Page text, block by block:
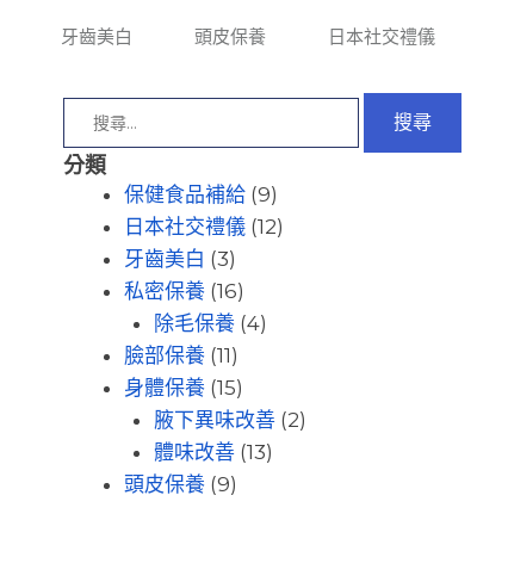
牙齒美白 頭皮保養 日本社交禮儀
分類
保健食品補給(9)
日本社交禮儀(12)
牙齒美白 (3)
私密保養(16)
除毛保養 (4)
臉部保養(11)
身體保養(15)
腋下異味改善 (2)
體味改善 (13)
頭皮保養(9)